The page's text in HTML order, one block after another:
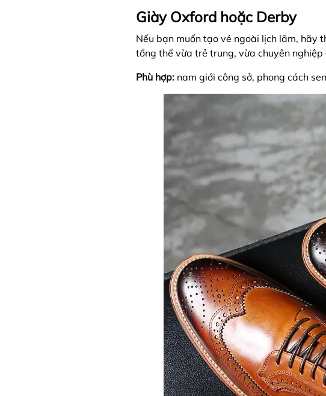
Giày Oxford hoặc Derby
Nếu bạn muốn tạo vẻ ngoài lịch lãm, hãy
tổng thể vừa trẻ trung, vừa chuyên nghiệp
Phù hợp: nam giới công sở, phong cách